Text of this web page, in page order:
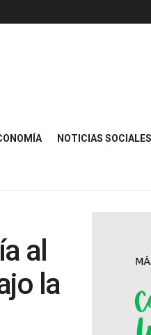
NOTICIAS SOCIALES
al
la